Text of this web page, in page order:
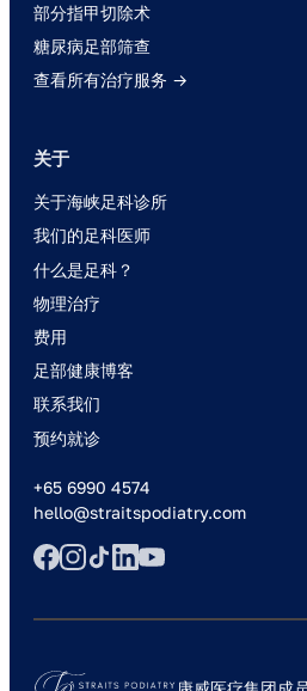
部分指甲切除术
糖尿病足部筛查
查看所有治疗服务 →
关于
关于海峡足科诊所
我们的足科医师
什么是足科？
物理治疗
费用
足部健康博客
联系我们
预约就诊
+65 6990 4574
hello@straitspodiatry.com